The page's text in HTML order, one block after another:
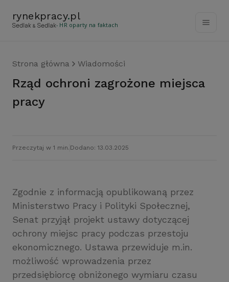
rynekpracy.pl
- HR oparty na faktach
Strona główna Wiadomości
Rząd ochroni zagrożone miejsca
pracy
Przeczytaj w 1 min. Dodano: 13.03.2025
Zgodnie z informacją opublikowaną przez
Ministerstwo Pracy i Polityki Społecznej,
Senat przyjął projekt ustawy dotyczącej
ochrony miejsc pracy podczas przestoju
ekonomicznego. Ustawa przewiduje m.in.
możliwość wprowadzenia przez
przedsiębiorcę obniżonego wymiaru czasu